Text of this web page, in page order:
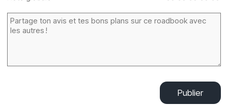
Publier